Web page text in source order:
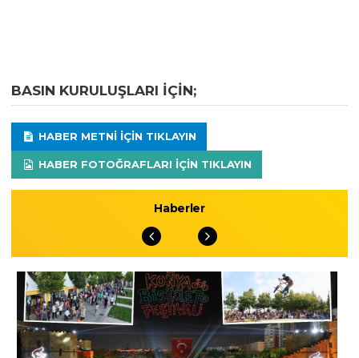
BASIN KURULUŞLARI IÇIN;
HABER METNI IÇIN TIKLAYIN
HABER FOTOĞRAFLARI IÇIN TIKLAYIN
Haberler